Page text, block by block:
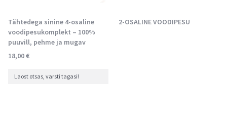
Tähtedega sinine 4-osaline
voodipesukomplekt – 100%
puuvill, pehme ja mugav
18,00€
Laost otsas, varsti tagasi!
2-OSALINE VOODIPESU